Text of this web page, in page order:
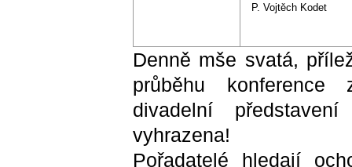
P. Vojtěch Kodet
Denně mše svatá,
průběhu konference
divadelní
vyhrazena!
Pořadatelé hledají